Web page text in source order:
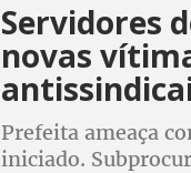
Servidores
novas
Prefeita ameaça
iniciado.